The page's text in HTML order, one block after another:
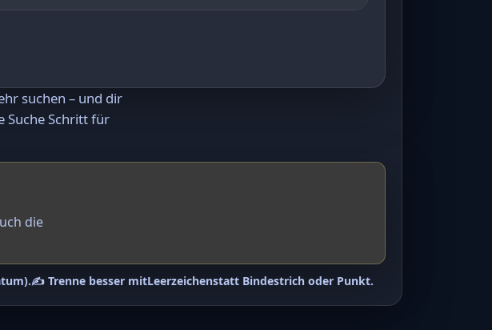
suchen – und dir
Suche Schritt für
die
✍️ Trenne besser mitLeerzeichenstatt Bindestrich oder Punkt.